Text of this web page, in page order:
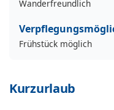
Wanderfreundlich
Frühstück möglich
Kurzurlaub